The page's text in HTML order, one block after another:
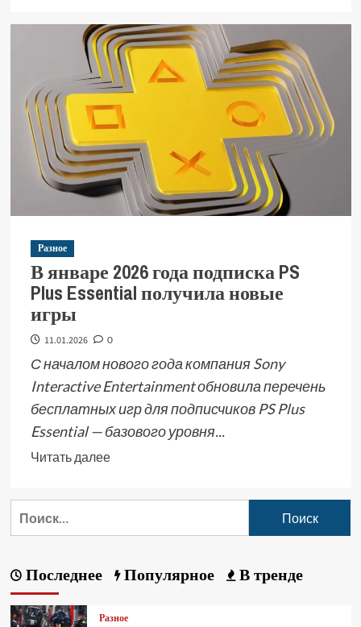
Разное
В январе 2026 года подписка PS
Plus Essential получила новые
игры
11.01.2026 0
С началом нового года компания Sony
Interactive Entertainment обновила перечень
бесплатных игр для подписчиков PS Plus
Essential — базового уровня...
Читать далее
Последнее Популярное В тренде
Разное